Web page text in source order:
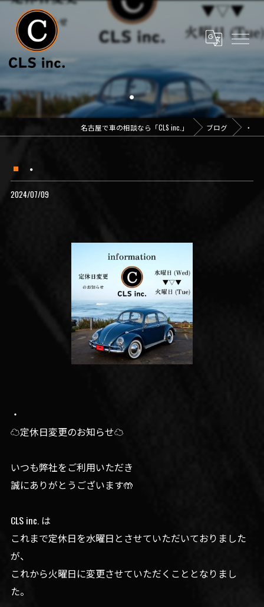
・
名古屋で車の相談なら「CLS inc.」 ブログ ・
・
2024/07/09
・
☁️定休日変更のお知らせ☁️
いつも弊社をご利用いただき
誠にありがとうございます🤲
CLS inc. は
これまで定休日を水曜日とさせていただいておりました
が、
これから火曜日に変更させていただくこととなりまし
た。